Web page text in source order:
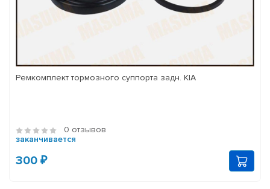
Ремкомплект тормозного суппорта задн. KIA
0 отзывов
заканчивается
300 ₽